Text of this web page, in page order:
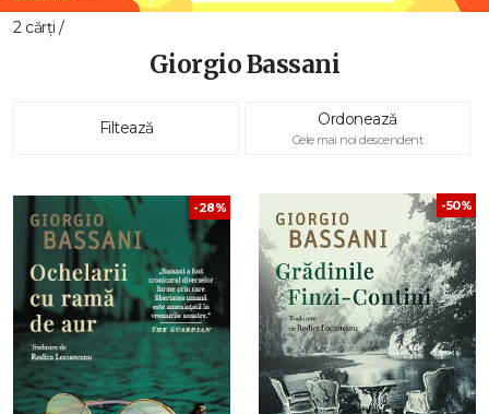
2 cărți /
Giorgio Bassani
Filtează Ordonează
Cele mai noi descendent
-28% -50%